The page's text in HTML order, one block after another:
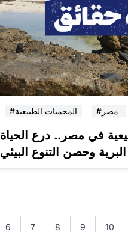
#المحميات الطبيعية
في مصر.. درع الحياة
البرية وحصن التنوع البيئي
6 7 8 9 10